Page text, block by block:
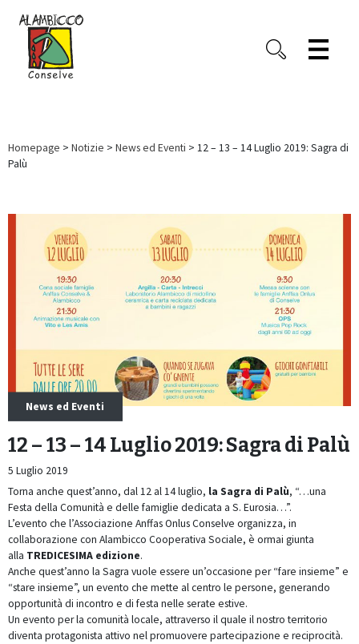
Homepage > Notizie > News ed Eventi > 12 – 13 – 14 Luglio 2019: Sagra di
Palù
News ed Eventi
12 – 13 – 14 Luglio 2019: Sagra di Palù
5 Luglio 2019
Torna anche quest’anno, dal 12 al 14 luglio, la Sagra di Palù, “…una
Festa della Comunità e delle famiglie dedicata a S. Eurosia…”.
L’evento che l’Associazione Anffas Onlus Conselve organizza, in
collaborazione con Alambicco Cooperativa Sociale, è ormai giunta
alla TREDICESIMA edizione.
Anche quest’anno la Sagra vuole essere un’occasione per “fare insieme” e
“stare insieme”, un evento che mette al centro le persone, generando
opportunità di incontro e di festa nelle serate estive.
Un evento per la comunità locale, attraverso il quale il nostro territorio
diventa protagonista attivo nel promuovere partecipazione e reciprocità.